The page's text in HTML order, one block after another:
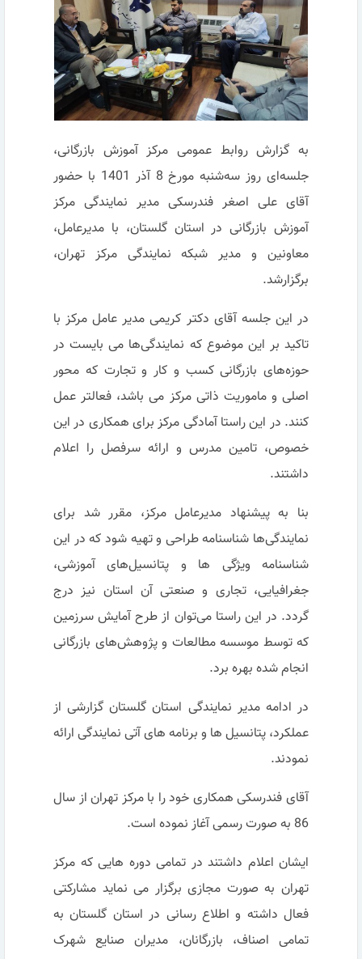
به گزارش روابط عمومی مرکز آموزش بازرگانی،
جلسه‌ای روز سه‌شنبه مورخ 8 آذر 1401 با حضور
آقای علی اصغر فندرسکی مدیر نمایندگی مرکز
آموزش بازرگانی در استان گلستان، با مدیرعامل،
معاونین و مدیر شبکه نمایندگی مرکز تهران،
برگزارشد.
در این جلسه آقای دکتر کریمی مدیر عامل مرکز با
تاکید بر این موضوع که نمایندگی‌ها می بایست در
حوزه‌های بازرگانی کسب و کار و تجارت که محور
اصلی و ماموریت ذاتی مرکز می باشد، فعالتر عمل
کنند. در این راستا آمادگی مرکز برای همکاری در این
خصوص، تامین مدرس و ارائه سرفصل را اعلام
داشتند.
بنا به پیشنهاد مدیرعامل مرکز، مقرر شد برای
نمایندگی‌ها شناسنامه طراحی و تهیه شود که در این
شناسنامه ویژگی ها و پتانسیل‌های آموزشی،
جغرافیایی، تجاری و صنعتی آن استان نیز درج
گردد. در این راستا می‌توان از طرح آمایش سرزمین
که توسط موسسه مطالعات و پژوهش‌های بازرگانی
انجام شده بهره برد.
در ادامه مدیر نمایندگی استان گلستان گزارشی از
عملکرد، پتانسیل ها و برنامه های آتی نمایندگی ارائه
نمودند.
آقای فندرسکی همکاری خود را با مرکز تهران از سال
86 به صورت رسمی آغاز نموده است.
ایشان اعلام داشتند در تمامی دوره هایی که مرکز
تهران به صورت مجازی برگزار می نماید مشارکتی
فعال داشته و اطلاع رسانی در استان گلستان به
تمامی اصناف، بازرگانان، مدیران صنایع شهرک